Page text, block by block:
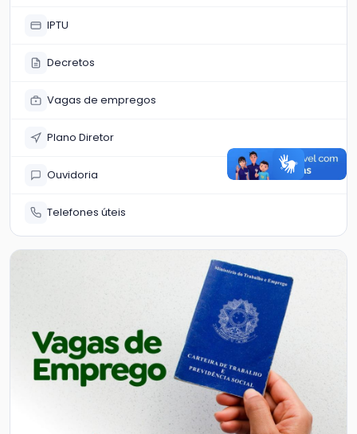
IPTU
Decretos
Vagas de empregos
Plano Diretor
Ouvidoria
Telefones úteis